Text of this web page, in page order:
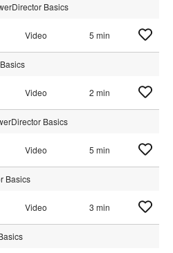
Basics
Video 5 min
Video 2 min
Basics
Video 5 min
Basics
Video 3 min